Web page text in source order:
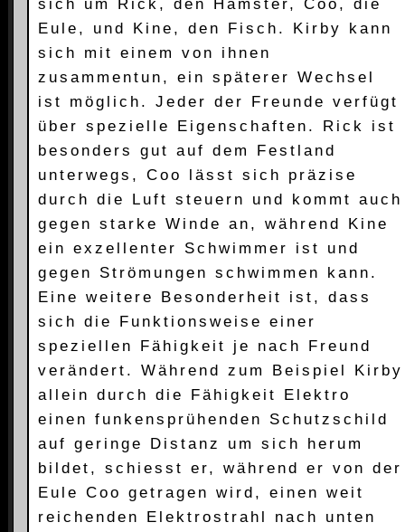
sich um Rick, den Hamster, Coo, die
Eule, und Kine, den Fisch. Kirby kann
sich mit einem von ihnen
zusammentun, ein späterer Wechsel
ist möglich. Jeder der Freunde verfügt
über spezielle Eigenschaften. Rick ist
besonders gut auf dem Festland
unterwegs, Coo lässt sich präzise
durch die Luft steuern und kommt auch
gegen starke Winde an, während Kine
ein exzellenter Schwimmer ist und
gegen Strömungen schwimmen kann.
Eine weitere Besonderheit ist, dass
sich die Funktionsweise einer
speziellen Fähigkeit je nach Freund
verändert. Während zum Beispiel Kirby
allein durch die Fähigkeit Elektro
einen funkensprühenden Schutzschild
auf geringe Distanz um sich herum
bildet, schiesst er, während er von der
Eule Coo getragen wird, einen weit
reichenden Elektrostrahl nach unten